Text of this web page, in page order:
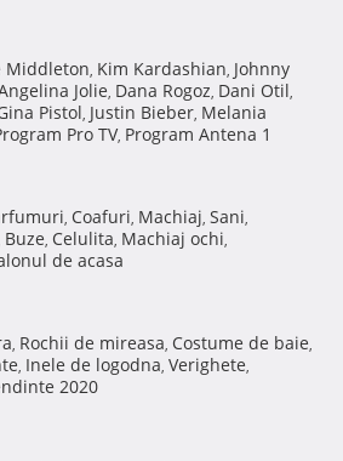
Middleton, Kim Kardashian, Johnny
Jolie, Dana Rogoz, Dani Otil,
Pistol, Justin Bieber, Melania
Pro TV, Program Antena 1
, Coafuri, Machiaj, Sani,
Buze, Celulita, Machiaj ochi,
de acasa
, Rochii de mireasa, Costume de baie,
, Inele de logodna, Verighete,
2020